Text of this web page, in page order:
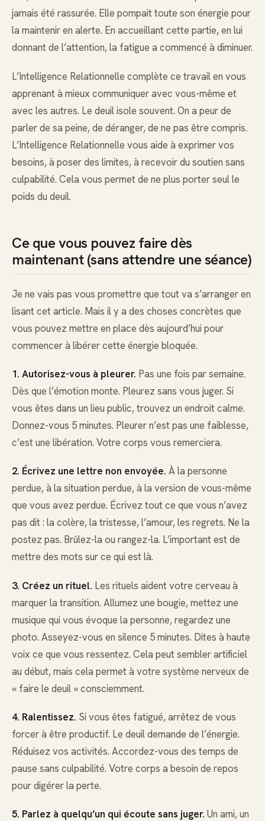
jamais été rassurée. Elle pompait toute son énergie pour
la maintenir en alerte. En accueillant cette partie, en lui
donnant de l’attention, la fatigue a commencé à diminuer.
L’Intelligence Relationnelle complète ce travail en vous
apprenant à mieux communiquer avec vous-même et
avec les autres. Le deuil isole souvent. On a peur de
parler de sa peine, de déranger, de ne pas être compris.
L’Intelligence Relationnelle vous aide à exprimer vos
besoins, à poser des limites, à recevoir du soutien sans
culpabilité. Cela vous permet de ne plus porter seul le
poids du deuil.
Ce que vous pouvez faire dès
maintenant (sans attendre une séance)
Je ne vais pas vous promettre que tout va s’arranger en
lisant cet article. Mais il y a des choses concrètes que
vous pouvez mettre en place dès aujourd’hui pour
commencer à libérer cette énergie bloquée.
1. Autorisez-vous à pleurer. Pas une fois par semaine.
Dès que l’émotion monte. Pleurez sans vous juger. Si
vous êtes dans un lieu public, trouvez un endroit calme.
Donnez-vous 5 minutes. Pleurer n’est pas une faiblesse,
c’est une libération. Votre corps vous remerciera.
2. Écrivez une lettre non envoyée. À la personne
perdue, à la situation perdue, à la version de vous-même
que vous avez perdue. Écrivez tout ce que vous n’avez
pas dit : la colère, la tristesse, l’amour, les regrets. Ne la
postez pas. Brûlez-la ou rangez-la. L’important est de
mettre des mots sur ce qui est là.
3. Créez un rituel. Les rituels aident votre cerveau à
marquer la transition. Allumez une bougie, mettez une
musique qui vous évoque la personne, regardez une
photo. Asseyez-vous en silence 5 minutes. Dites à haute
voix ce que vous ressentez. Cela peut sembler artificiel
au début, mais cela permet à votre système nerveux de
« faire le deuil » consciemment.
4. Ralentissez. Si vous êtes fatigué, arrêtez de vous
forcer à être productif. Le deuil demande de l’énergie.
Réduisez vos activités. Accordez-vous des temps de
pause sans culpabilité. Votre corps a besoin de repos
pour digérer la perte.
5. Parlez à quelqu’un qui écoute sans juger. Un ami, un